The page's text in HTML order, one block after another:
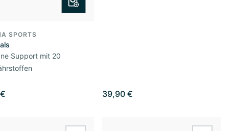
SPORTS
Support mit 20
39,90 €